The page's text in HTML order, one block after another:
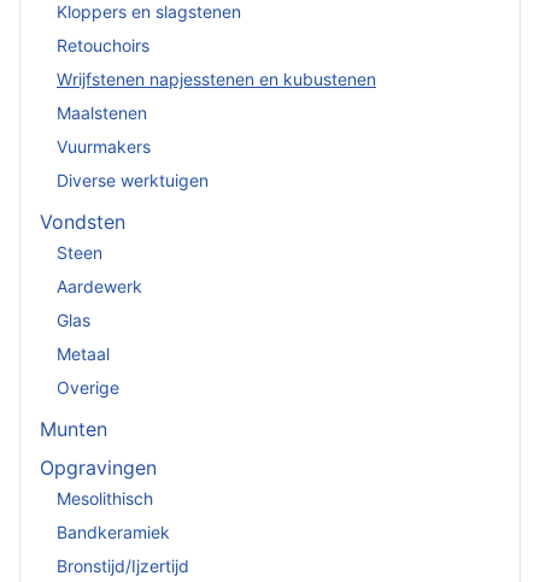
Kloppers en slagstenen
Retouchoirs
Wrijfstenen napjesstenen en kubustenen
Maalstenen
Vuurmakers
Diverse werktuigen
Vondsten
Steen
Aardewerk
Glas
Metaal
Overige
Munten
Opgravingen
Mesolithisch
Bandkeramiek
Bronstijd/Ijzertijd